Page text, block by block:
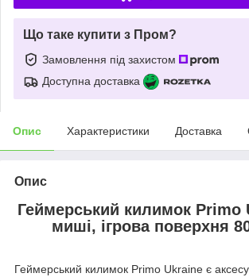
Що таке купити з Пром?
Замовлення під захистом
Доступна доставка
Опис Характеристики Доставка
Опис
Геймерський килимок Primo
миші, ігрова поверхня
Геймерський килимок Primo Ukraine є